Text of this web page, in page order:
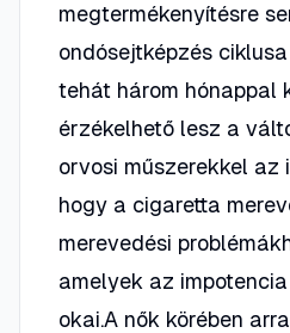
megtermékenyítésre
ondósejtképzés
tehát három hónappal
érzékelhető lesz a
orvosi műszerekkel az
hogy a cigaretta
merevedési
amelyek az
okai.A nők körében